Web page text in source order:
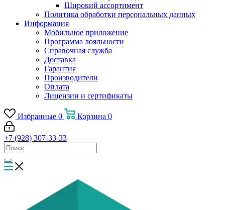
Широкий ассортимент
Политика обработки персональных данных
Информация
Мобильное приложение
Программа лояльности
Справочная служба
Доставка
Гарантия
Производители
Оплата
Лицензии и сертификаты
Избранные 0 Корзина 0
+7 (928) 307-33-33